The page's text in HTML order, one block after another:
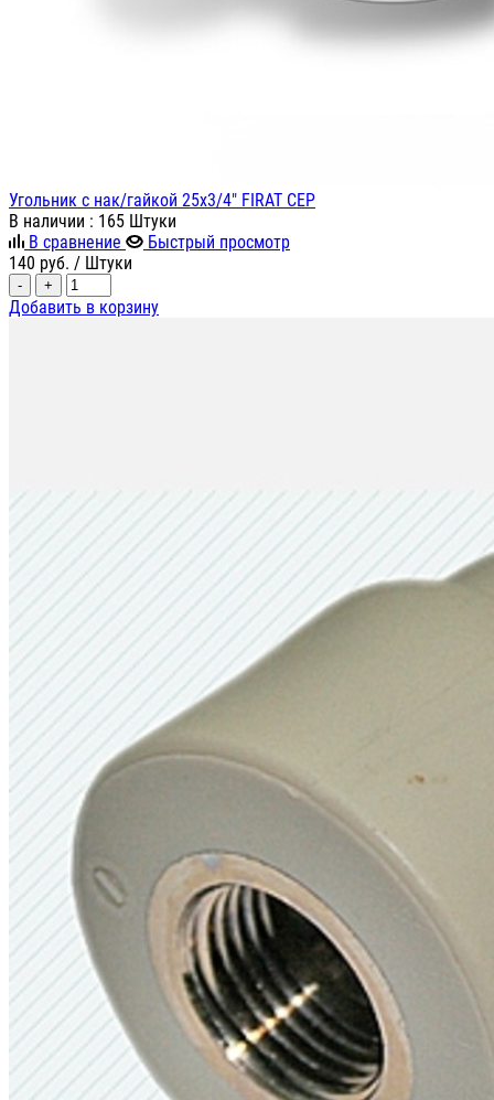
Угольник с нак/гайкой 25х3/4" FIRAT СЕР
В наличии : 165 Штуки
В сравнение
Быстрый просмотр
140 руб. / Штуки
- +
Добавить в корзину